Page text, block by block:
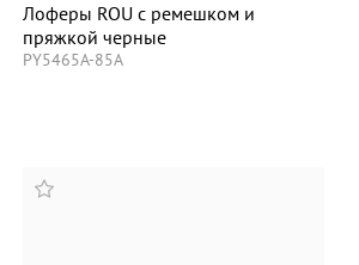
Лоферы ROU с ремешком и
пряжкой черные
PY5465A-85A